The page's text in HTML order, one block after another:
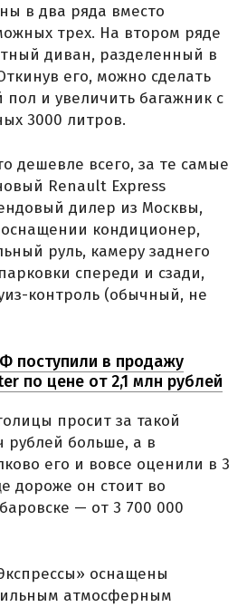
в два ряда вместо
трех. На втором ряде
диван, разделенный в
его, можно сделать
и увеличить багажник с
3000 литров.
дешевле всего, за те самые
Renault Express
дилер из Москвы,
кондиционер,
руль, камеру заднего
спереди и сзади,
контроль (обычный, не
поступили в продажу
по цене от 2,1 млн рублей
просит за такой
рублей больше, а в
его и вовсе оценили в 3
дороже он стоит во
— от 3 700 000
оснащены
атмосферным